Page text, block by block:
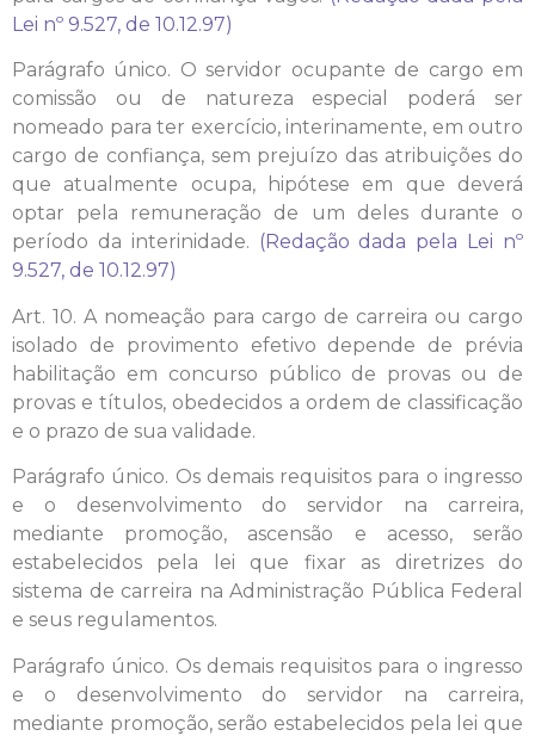
Lei nº 9.527, de 10.12.97)
Parágrafo único. O servidor ocupante de cargo em
comissão ou de natureza especial poderá ser
nomeado para ter exercício, interinamente, em outro
cargo de confiança, sem prejuízo das atribuições do
que atualmente ocupa, hipótese em que deverá
optar pela remuneração de um deles durante o
período da interinidade. (Redação dada pela Lei nº
9.527, de 10.12.97)
Art. 10. A nomeação para cargo de carreira ou cargo
isolado de provimento efetivo depende de prévia
habilitação em concurso público de provas ou de
provas e títulos, obedecidos a ordem de classificação
e o prazo de sua validade.
Parágrafo único. Os demais requisitos para o ingresso
e o desenvolvimento do servidor na carreira,
mediante promoção, ascensão e acesso, serão
estabelecidos pela lei que fixar as diretrizes do
sistema de carreira na Administração Pública Federal
e seus regulamentos.
Parágrafo único. Os demais requisitos para o ingresso
e o desenvolvimento do servidor na carreira,
mediante promoção, serão estabelecidos pela lei que